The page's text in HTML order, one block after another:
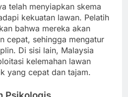
telah menyiapkan skema
kekuatan lawan. Pelatih
bahwa mereka akan
cepat, sehingga mengatur
Di sisi lain, Malaysia
kelemahan lawan
yang cepat dan tajam.